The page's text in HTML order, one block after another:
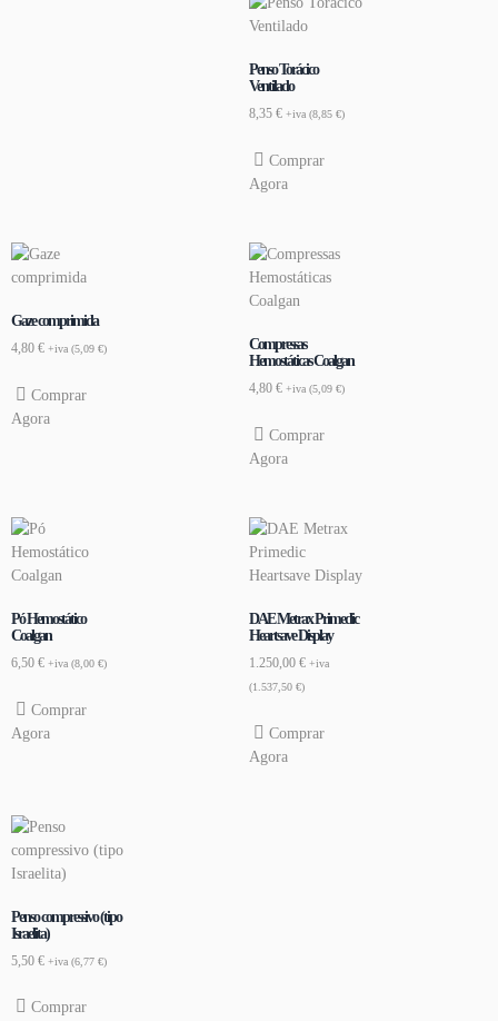
Penso Torácico
Ventilado
8,35 € +iva (8,85 €)
Comprar
Agora
Gaze comprimida
4,80 € +iva (5,09 €)
Comprar
Agora
Compressas
Hemostáticas Coalgan
4,80 € +iva (5,09 €)
Comprar
Agora
Pó Hemostático
Coalgan
6,50 € +iva (8,00 €)
Comprar
Agora
DAE Metrax Primedic
Heartsave Display
1.250,00 € +iva
(1.537,50 €)
Comprar
Agora
Penso compressivo (tipo
Israelita)
5,50 € +iva (6,77 €)
Comprar